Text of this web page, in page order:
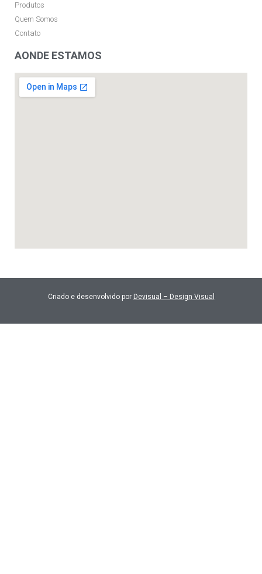
Produtos
Quem Somos
Contato
AONDE ESTAMOS
Criado e desenvolvido por Devisual – Design Visual